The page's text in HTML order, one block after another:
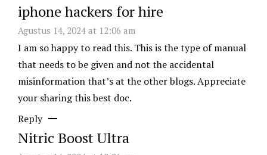
iphone hackers for hire
Agustus 14, 2024 at 12:06 am
I am so happy to read this. This is the type of manual
that needs to be given and not the accidental
misinformation that’s at the other blogs. Appreciate
your sharing this best doc.
Reply
Nitric Boost Ultra